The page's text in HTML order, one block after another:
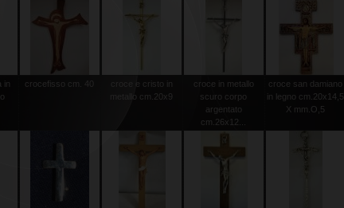
in
crocefisso cm. 40
croce e cristo in
metallo cm.20x9
croce in metallo
scuro corpo
argentato
cm.26x12...
croce san damiano
in legno cm.20x14,5
X mm.O,5